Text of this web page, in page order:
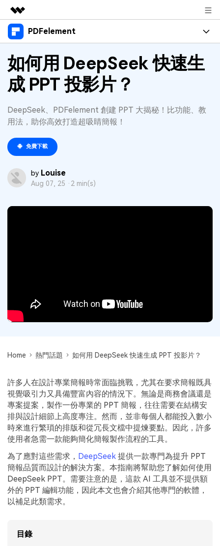
精選產品
實用工具
商務
總覽
解決方案
關於我們
新聞中心
支援
PDFelement
產品
桌面版
Mac 版 PDFelement
行動應用程式版
Android 版 PDFelement
功能
閱讀 PDF
註釋 PDF
合併 PDF
個人使用者
專業使用者
批次 PDF
PDF OCR
擷取 PDF 資料
AI PDF助理
eSign（合法）
資源
教學中心
人氣名單
OCR PDF 秘訣
了解更多
支援文件
影片教程
商業版
如何用 DeepSeek 快速生
成 PPT 投影片？
DeepSeek、PDFelement 創建 PPT 大揭秘！比功能、教
用法，助你高效打造超吸睛簡報！
免費下載
by Louise
Aug 07, 25 · 2 min(s)
Home 熱門話題 如何用 DeepSeek 快速生成 PPT 投影片？
許多人在設計專業簡報時常面臨挑戰，尤其在要求簡報既具
視覺吸引力又具備豐富內容的情況下。無論是商務會議還是
專案提案，製作一份專業的 PPT 簡報，往往需要在結構安
排與設計細節上高度專注。然而，並非每個人都能投入數小
時來進行繁瑣的排版和從冗長文檔中提煉要點。因此，許多
使用者急需一款能夠簡化簡報製作流程的工具。
為了應對這些需求， DeepSeek 提供一款專門為提升 PPT
簡報品質而設計的解決方案。本指南將幫助您了解如何使用
DeepSeek PPT。需要注意的是，這款 AI 工具並不提供額
外的 PPT 編輯功能，因此本文也會介紹其他專門的軟體，
以補足此類需求。
目錄